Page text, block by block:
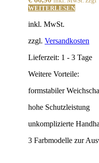
WEITERLESEN
inkl. MwSt.
zzgl. Versandkosten
Lieferzeit: 1 - 3 Tage
Weitere Vorteile:
formstabiler
hohe Schutzleistung
unkomplizierte
3 Farbmodelle zur